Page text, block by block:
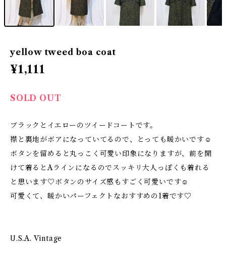
yellow tweed boa coat
¥1,111
SOLD OUT
ブラックとイエローのツイードコートです。
襟と裏地がボアになっていてるので、とっても暖かいです☺
ボタンを留めると丸っこく可愛い印象になりますが、前を開
けて着るとAラインになるのでスッキリ大人っぽくも着れる
と思います♡ボタンのサイズ感もすごく可愛いです☺
可愛くて、暖かいパーフェクトなおすすめの1着です♡
U.S.A. Vintage